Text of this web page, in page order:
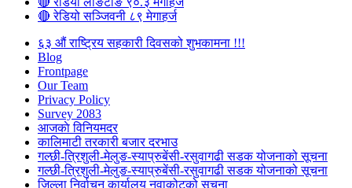
🔴 रेडियो सञ्जिवनी ८९ मेगाहर्ज
६३ औं राष्ट्रिय सहकारी दिवसको शुभकामना !!!
Blog
Frontpage
Our Team
Privacy Policy
Survey 2083
आजकाे विनियमदर
कालिमाटी तरकारी बजार दरभाउ
गल्छी-त्रिशुली-मेलुङ-स्याप्रुबेंसी-रसुवागढी सडक योजनाको सूचना
गल्छी-त्रिशुली-मेलुङ-स्याप्रुबेंसी-रसुवागढी सडक योजनाको सूचना
जिल्ला निर्वाचन कार्यालय नुवाकोटको सूचना